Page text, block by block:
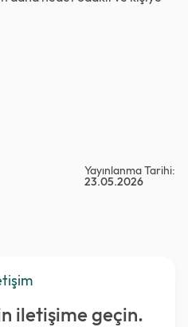
Yayınlanma Tarihi:
23.05.2026
iletişime geçin.